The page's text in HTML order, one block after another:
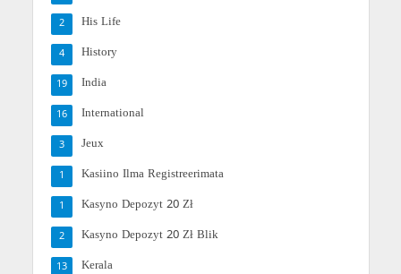
His Life
2
History
4
India
19
International
16
Jeux
3
Kasiino Ilma Registreerimata
1
Kasyno Depozyt 20 Zł
1
Kasyno Depozyt 20 Zł Blik
2
Kerala
13